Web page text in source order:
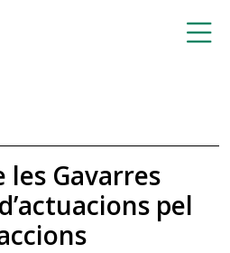
les Gavarres
pel